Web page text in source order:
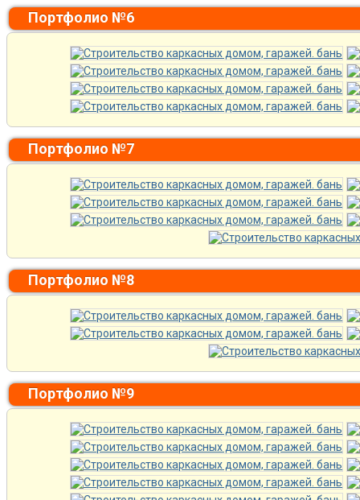
Портфолио №6
Портфолио №7
Портфолио №8
Портфолио №9